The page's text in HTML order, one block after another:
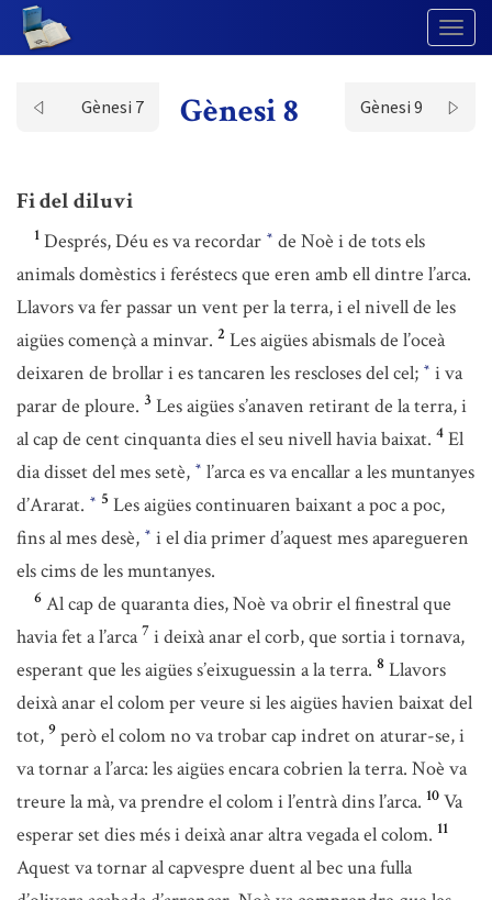
Gènesi 7 Gènesi 8 Gènesi 9
Fi del diluvi
1 Després, Déu es va recordar * de Noè i de tots els
animals domèstics i feréstecs que eren amb ell dintre l’arca.
Llavors va fer passar un vent per la terra, i el nivell de les
aigües començà a minvar. 2 Les aigües abismals de l’oceà
deixaren de brollar i es tancaren les rescloses del cel; * i va
parar de ploure. 3 Les aigües s’anaven retirant de la terra, i
al cap de cent cinquanta dies el seu nivell havia baixat. 4 El
dia disset del mes setè, * l’arca es va encallar a les muntanyes
d’Ararat. * 5 Les aigües continuaren baixant a poc a poc,
fins al mes desè, * i el dia primer d’aquest mes aparegueren
els cims de les muntanyes.
6 Al cap de quaranta dies, Noè va obrir el finestral que
havia fet a l’arca 7 i deixà anar el corb, que sortia i tornava,
esperant que les aigües s’eixuguessin a la terra. 8 Llavors
deixà anar el colom per veure si les aigües havien baixat del
tot, 9 però el colom no va trobar cap indret on aturar-se, i
va tornar a l’arca: les aigües encara cobrien la terra. Noè va
treure la mà, va prendre el colom i l’entrà dins l’arca. 10 Va
esperar set dies més i deixà anar altra vegada el colom. 11
Aquest va tornar al capvespre duent al bec una fulla